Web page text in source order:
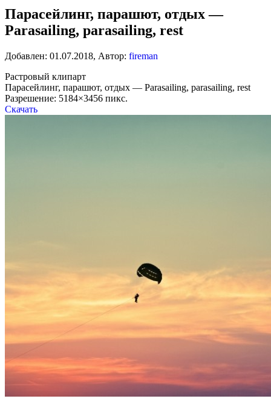
Парасейлинг, парашют, отдых —
Parasailing, parasailing, rest
Добавлен: 01.07.2018, Автор: fireman
Растровый клипарт
Парасейлинг, парашют, отдых — Parasailing, parasailing, rest
Разрешение: 5184×3456 пикс.
Скачать